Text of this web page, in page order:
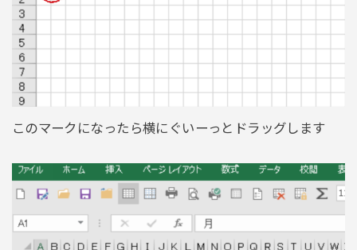
このマークになったら横にぐいーっとドラッグします